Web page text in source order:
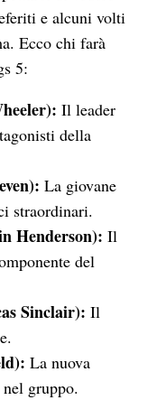
e alcuni volti
Ecco chi farà
5:
Il leader
della
La giovane
straordinari.
Henderson): Il
del
Sinclair): Il
La nuova
gruppo.